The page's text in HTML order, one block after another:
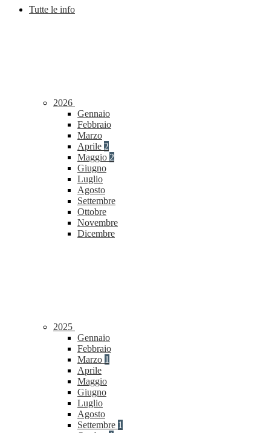
Tutte le info
2026
Gennaio
Febbraio
Marzo
Aprile 2
Maggio 2
Giugno
Luglio
Agosto
Settembre
Ottobre
Novembre
Dicembre
2025
Gennaio
Febbraio
Marzo 1
Aprile
Maggio
Giugno
Luglio
Agosto
Settembre 1